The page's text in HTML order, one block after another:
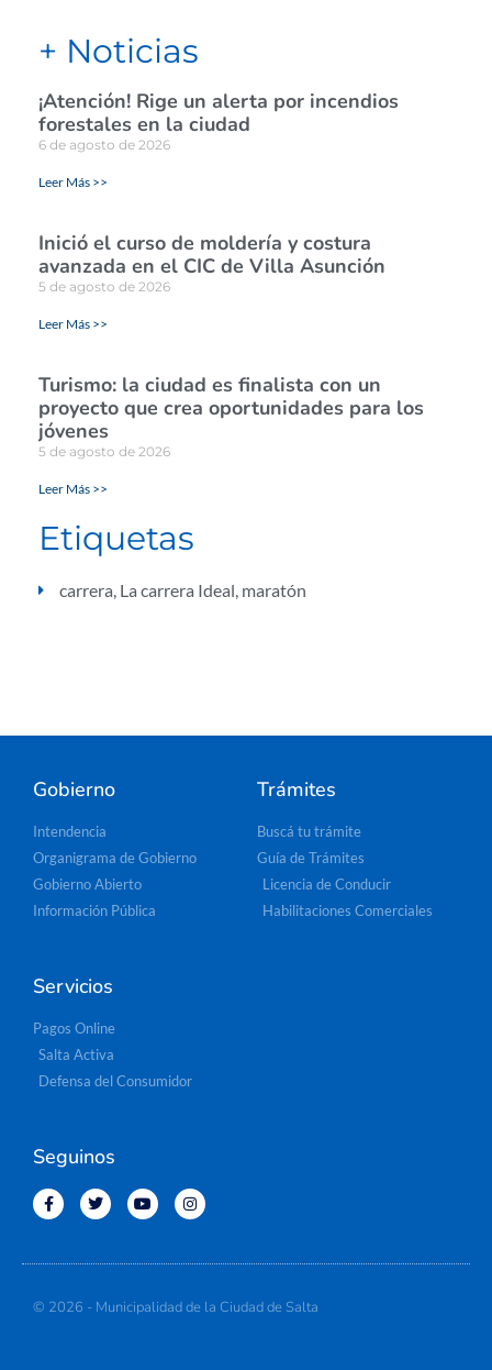
+ Noticias
¡Atención! Rige un alerta por incendios
forestales en la ciudad
6 de agosto de 2026
Leer Más >>
Inició el curso de moldería y costura
avanzada en el CIC de Villa Asunción
5 de agosto de 2026
Leer Más >>
Turismo: la ciudad es finalista con un
proyecto que crea oportunidades para los
jóvenes
5 de agosto de 2026
Leer Más >>
Etiquetas
carrera La carrera Ideal maratón
Gobierno
Intendencia
Organigrama de Gobierno
Gobierno Abierto
Información Pública
Trámites
Buscá tu trámite
Guía de Trámites
Licencia de Conducir
Habilitaciones Comerciales
Servicios
Pagos Online
Salta Activa
Defensa del Consumidor
Seguinos
© 2026 - Municipalidad de la Ciudad de Salta